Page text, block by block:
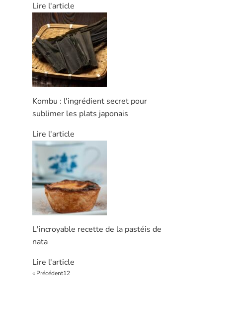
Lire l'article
Kombu : l'ingrédient secret pour
sublimer les plats japonais
Lire l'article
L'incroyable recette de la pastéis de
nata
Lire l'article
« Précédent12